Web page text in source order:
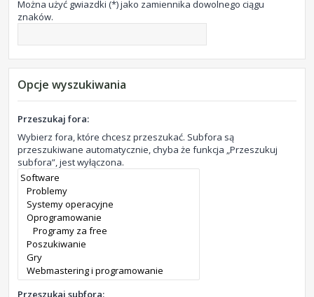
Można użyć gwiazdki (*) jako zamiennika dowolnego ciągu
znaków.
Opcje wyszukiwania
Przeszukaj fora:
Wybierz fora, które chcesz przeszukać. Subfora są
przeszukiwane automatycznie, chyba że funkcja „Przeszukuj
subfora”, jest wyłączona.
Przeszukaj subfora: